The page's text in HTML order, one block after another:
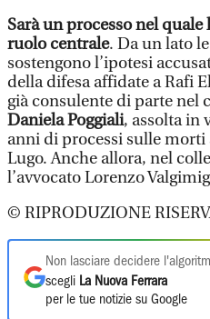
Sarà un processo nel
ruolo centrale. Da un lato
sostengono l’ipotesi
della difesa affidate a Rafi
già consulente di parte nel
Daniela Poggiali, assolta in
anni di processi sulle morti
Lugo. Anche allora, nel
l’avvocato Lorenzo
© RIPRODUZIONE
Non lasciare decidere
scegli La Nuova Ferrara
per le tue notizie su Google